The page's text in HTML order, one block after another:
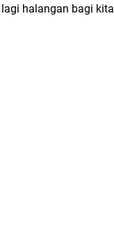
halangan bagi kita